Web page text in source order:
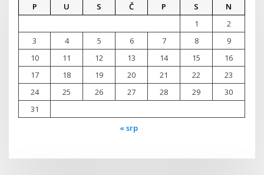
P
U S Č P S
N
1
2
3
4 5 6 7 8
9
10
11 12 13 14 15
16
17
18 19 20 21 22
23
24
25 26 27 28 29
30
31
« srp